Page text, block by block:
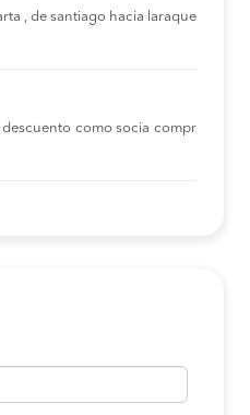
, de santiago hacia laraque
como socia compr